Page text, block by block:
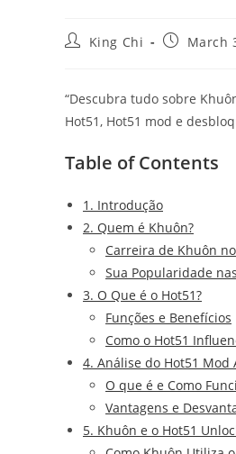
King Chi March
“Descubra tudo sobre
Hot51, Hot51 mod e
Table of Contents
1. Introdução
2. Quem é Khuôn?
Carreira de Khuôn
Sua Popularidade
3. O Que é o Hot51?
Funções e Benefícios
Como o Hot51
4. Análise do Hot51 Mod
O que é e Como
Vantagens e
5. Khuôn e o Hot51